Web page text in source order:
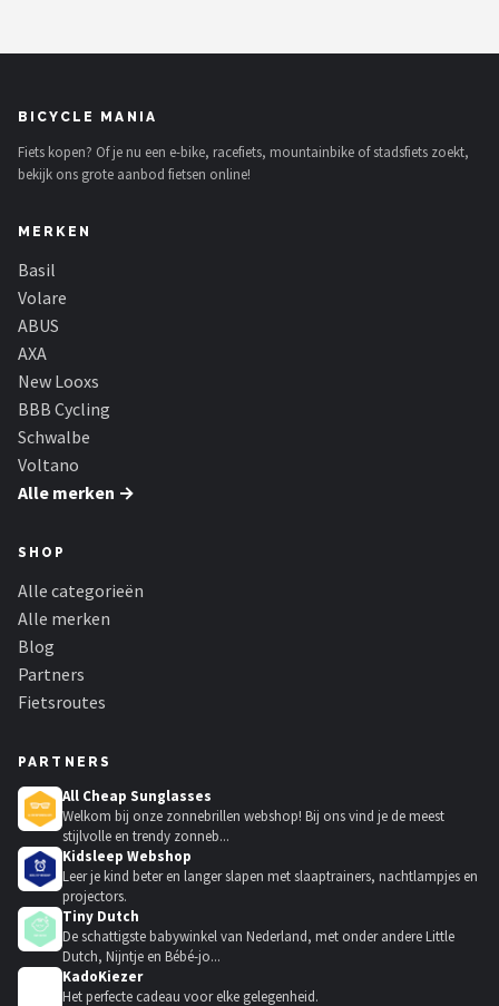
BICYCLE MANIA
Fiets kopen? Of je nu een e-bike, racefiets, mountainbike of stadsfiets zoekt,
bekijk ons grote aanbod fietsen online!
MERKEN
Basil
Volare
ABUS
AXA
New Looxs
BBB Cycling
Schwalbe
Voltano
Alle merken →
SHOP
Alle categorieën
Alle merken
Blog
Partners
Fietsroutes
PARTNERS
All Cheap Sunglasses
Welkom bij onze zonnebrillen webshop! Bij ons vind je de meest
stijlvolle en trendy zonneb...
Kidsleep Webshop
Leer je kind beter en langer slapen met slaaptrainers, nachtlampjes en
projectors.
Tiny Dutch
De schattigste babywinkel van Nederland, met onder andere Little
Dutch, Nijntje en Bébé-jo...
KadoKiezer
Het perfecte cadeau voor elke gelegenheid.